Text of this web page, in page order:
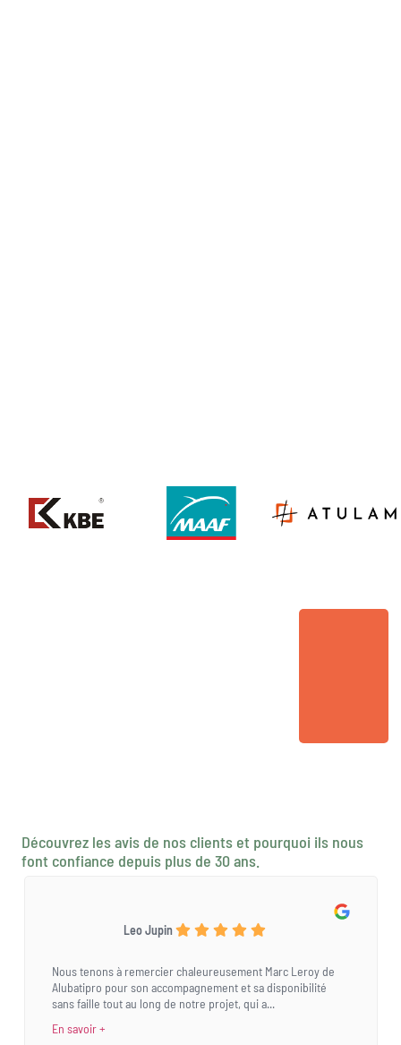
Découvrez les avis de nos clients et pourquoi ils nous
font confiance depuis plus de 30 ans.
Leo Jupin
Nous tenons à remercier chaleureusement Marc Leroy de
Alubatipro pour son accompagnement et sa disponibilité
sans faille tout au long de notre projet, qui a...
En savoir +